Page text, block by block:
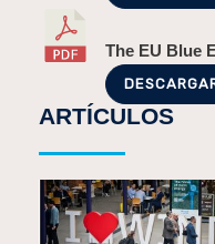
The EU Blue
ARTÍCULOS